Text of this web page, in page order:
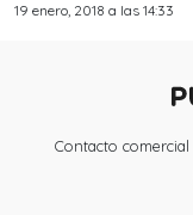
19 enero, 2018 a las 14:33
Contacto comercial